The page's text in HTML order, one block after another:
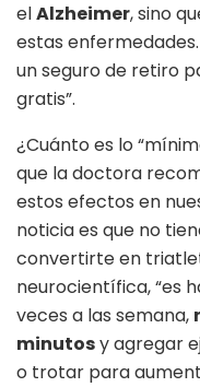
elAlzheimer, sino
estas
un seguro de retiro
gratis”.
¿Cuánto es lo
que la doctora
estos efectos en
noticia es que no
convertirte en
neurocientífica, “es
veces a las semana,
minutosy agregar
o trotar para